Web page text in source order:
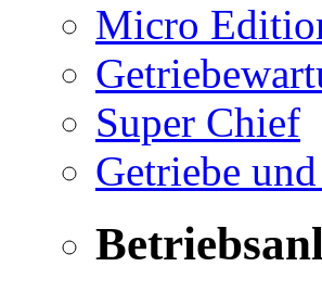
Micro
Super Chief
Getriebe